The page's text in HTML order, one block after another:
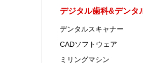
デジタル歯科&デンタ
デンタルスキャナー
CADソフトウェア
ミリングマシン